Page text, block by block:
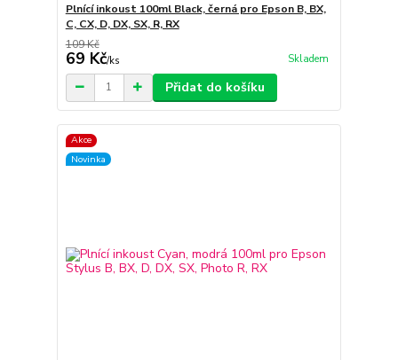
Plnící inkoust 100ml Black, černá pro Epson B, BX,
C, CX, D, DX, SX, R, RX
109 Kč
69 Kč/ks Skladem
Přidat do košíku
Akce
Novinka